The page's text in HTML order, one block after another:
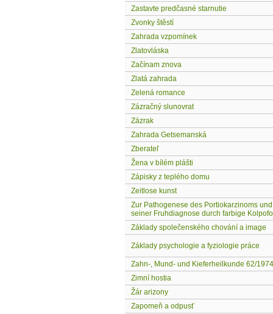
Zastavte predčasné starnutie
Zvonky štěstí
Zahrada vzpomínek
Zlatovláska
Začínam znova
Zlatá zahrada
Zelená romance
Zázračný slunovrat
Zázrak
Zahrada Getsemanská
Zberateľ
Žena v bílém plášti
Zápisky z teplého domu
Zeitlose kunst
Zur Pathogenese des Portiokarzinoms
seiner Fruhdiagnose durch farbige
Základy společenského chování a image
Základy psychologie a fyziologie práce
Zahn-, Mund- und Kieferheilkunde 62/1974
Zimní hostia
Žár arizony
Zapomeň a odpusť